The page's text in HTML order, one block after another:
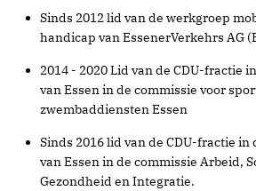
Sinds 2012 lid van de werkgroep
handicap van EssenerVerkehrs AG
2014 - 2020 Lid van de CDU-fractie
van Essen in de commissie voor
zwembaddiensten Essen
Sinds 2016 lid van de CDU-fractie in
van Essen in de commissie Arbeid,
Gezondheid en Integratie.